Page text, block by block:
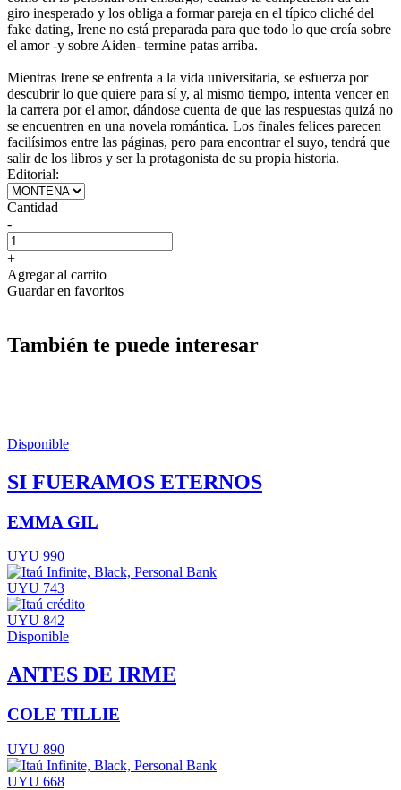
giro inesperado y los obliga a formar pareja en el típico cliché del
fake dating, Irene no está preparada para que todo lo que creía sobre
el amor -y sobre Aiden- termine patas arriba.
Mientras Irene se enfrenta a la vida universitaria, se esfuerza por
descubrir lo que quiere para sí y, al mismo tiempo, intenta vencer en
la carrera por el amor, dándose cuenta de que las respuestas quizá no
se encuentren en una novela romántica. Los finales felices parecen
facilísimos entre las páginas, pero para encontrar el suyo, tendrá que
salir de los libros y ser la protagonista de su propia historia.
Editorial:
Cantidad
-
+
Agregar al carrito
Guardar en favoritos
También te puede interesar
Disponible
SI FUERAMOS ETERNOS
EMMA GIL
UYU 990
UYU 743
UYU 842
Disponible
ANTES DE IRME
COLE TILLIE
UYU 890
UYU 668